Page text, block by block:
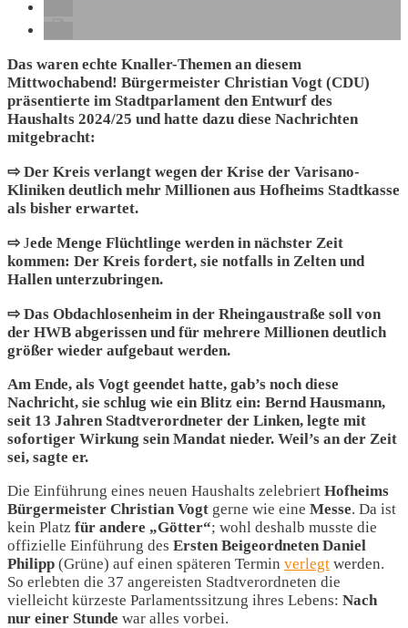
Das waren echte Knaller-Themen an diesem
Mittwochabend! Bürgermeister Christian Vogt (CDU)
präsentierte im Stadtparlament den Entwurf des
Haushalts 2024/25 und hatte dazu diese Nachrichten
mitgebracht:
⇨ Der Kreis verlangt wegen der Krise der Varisano-
Kliniken deutlich mehr Millionen aus Hofheims Stadtkasse
als bisher erwartet.
⇨ Jede Menge Flüchtlinge werden in nächster Zeit
kommen: Der Kreis fordert, sie notfalls in Zelten und
Hallen unterzubringen.
⇨ Das Obdachlosenheim in der Rheingaustraße soll von
der HWB abgerissen und für mehrere Millionen deutlich
größer wieder aufgebaut werden.
Am Ende, als Vogt geendet hatte, gab’s noch diese
Nachricht, sie schlug wie ein Blitz ein: Bernd Hausmann,
seit 13 Jahren Stadtverordneter der Linken, legte mit
sofortiger Wirkung sein Mandat nieder. Weil’s an der Zeit
sei, sagte er.
Die Einführung eines neuen Haushalts zelebriert Hofheims
Bürgermeister Christian Vogt gerne wie eine Messe. Da ist
kein Platz für andere „Götter“; wohl deshalb musste die
offizielle Einführung des Ersten Beigeordneten Daniel
Philipp (Grüne) auf einen späteren Termin verlegt werden.
So erlebten die 37 angereisten Stadtverordneten die
vielleicht kürzeste Parlamentssitzung ihres Lebens: Nach
nur einer Stunde war alles vorbei.